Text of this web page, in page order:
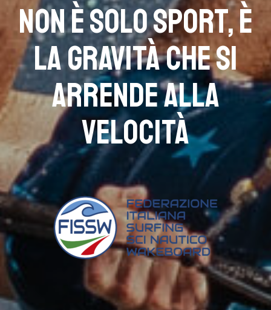
Non è solo sport, è
la gravità che si
arrende alla
velocità